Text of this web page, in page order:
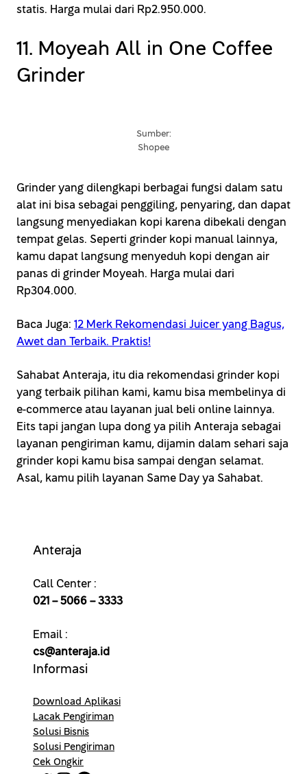
statis. Harga mulai dari Rp2.950.000.
11. Moyeah All in One Coffee
Grinder
Sumber:
Shopee
Grinder yang dilengkapi berbagai fungsi dalam satu
alat ini bisa sebagai penggiling, penyaring, dan dapat
langsung menyediakan kopi karena dibekali dengan
tempat gelas. Seperti grinder kopi manual lainnya,
kamu dapat langsung menyeduh kopi dengan air
panas di grinder Moyeah. Harga mulai dari
Rp304.000.
Baca Juga: 12 Merk Rekomendasi Juicer yang Bagus,
Awet dan Terbaik. Praktis!
Sahabat Anteraja, itu dia rekomendasi grinder kopi
yang terbaik pilihan kami, kamu bisa membelinya di
e-commerce atau layanan jual beli online lainnya.
Eits tapi jangan lupa dong ya pilih Anteraja sebagai
layanan pengiriman kamu, dijamin dalam sehari saja
grinder kopi kamu bisa sampai dengan selamat.
Asal, kamu pilih layanan Same Day ya Sahabat.
Anteraja
Call Center :
021 – 5066 – 3333
Email :
cs@anteraja.id
Informasi
Download Aplikasi
Lacak Pengiriman
Solusi Bisnis
Solusi Pengiriman
Cek Ongkir